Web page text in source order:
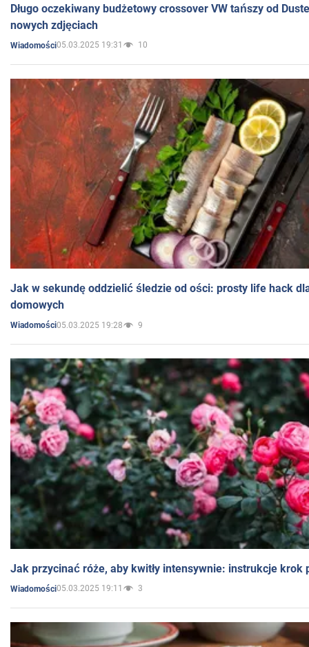
Długo oczekiwany budżetowy crossover VW tańszy od
nowych zdjęciach
Wiadomości05.03.2025 19:31 10
Jak w sekundę oddzielić śledzie od ości: prosty life hack
domowych
Wiadomości05.03.2025 19:28 9
Jak przycinać róże, aby kwitły intensywnie: instrukcje krok
Wiadomości05.03.2025 19:11 3